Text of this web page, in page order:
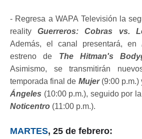
- Regresa a WAPA Televisión la
realityGuerreros: Cobras vs.
Además, el canal presentará, en
estreno de The Hitman's
Asimismo, se transmitirán
temporada final de Mujer(9:00 p.m.)
Ángeles (10:00 p.m.), seguido por
Noticentro (11:00 p.m.).
MARTES, 25 de febrero: